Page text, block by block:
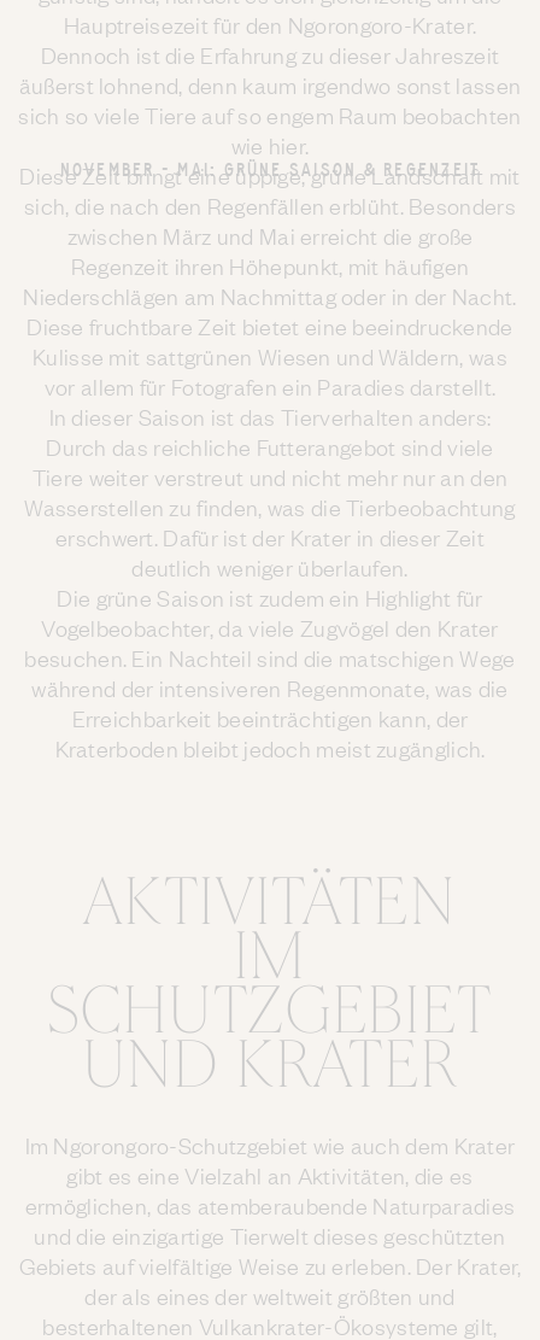
Hauptreisezeit für den Ngorongoro-Krater.
Dennoch ist die Erfahrung zu dieser Jahreszeit
äußerst lohnend, denn kaum irgendwo sonst lassen
sich so viele Tiere auf so engem Raum beobachten
wie hier.
NOVEMBER - MAI: GRÜNE SAISON & REGENZEIT
Diese Zeit bringt eine üppige, grüne Landschaft mit
sich, die nach den Regenfällen erblüht. Besonders
zwischen März und Mai erreicht die große
Regenzeit ihren Höhepunkt, mit häufigen
Niederschlägen am Nachmittag oder in der Nacht.
Diese fruchtbare Zeit bietet eine beeindruckende
Kulisse mit sattgrünen Wiesen und Wäldern, was
vor allem für Fotografen ein Paradies darstellt.
In dieser Saison ist das Tierverhalten anders:
Durch das reichliche Futterangebot sind viele
Tiere weiter verstreut und nicht mehr nur an den
Wasserstellen zu finden, was die Tierbeobachtung
erschwert. Dafür ist der Krater in dieser Zeit
deutlich weniger überlaufen.
Die grüne Saison ist zudem ein Highlight für
Vogelbeobachter, da viele Zugvögel den Krater
besuchen. Ein Nachteil sind die matschigen Wege
während der intensiveren Regenmonate, was die
Erreichbarkeit beeinträchtigen kann, der
Kraterboden bleibt jedoch meist zugänglich.
AKTIVITÄTEN
IM
SCHUTZGEBIET
UND KRATER
Im Ngorongoro-Schutzgebiet wie auch dem Krater
gibt es eine Vielzahl an Aktivitäten, die es
ermöglichen, das atemberaubende Naturparadies
und die einzigartige Tierwelt dieses geschützten
Gebiets auf vielfältige Weise zu erleben. Der Krater,
der als eines der weltweit größten und
besterhaltenen Vulkankrater-Ökosysteme gilt,